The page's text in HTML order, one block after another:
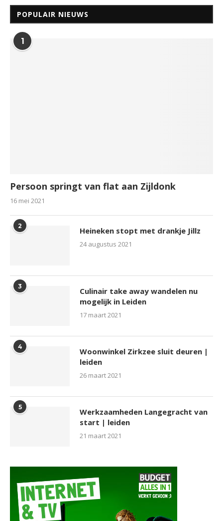
POPULAIR NIEUWS
1
Persoon springt van flat aan Zijldonk
16 mei 2021
2 Heineken stopt met drankje Jillz
24 augustus 2021
3
Culinair take away wandelen nu
mogelijk in Leiden
17 maart 2021
4
Woonwinkel Zirkzee sluit deuren |
leiden
26 maart 2021
5
Werkzaamheden Langegracht van
start | leiden
21 maart 2021